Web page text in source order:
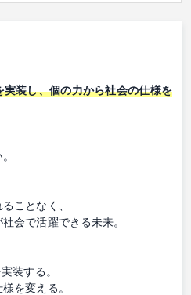
装し、個の力から社会の仕様を
ことなく、
会で活躍できる未来。
装する。
を変える。